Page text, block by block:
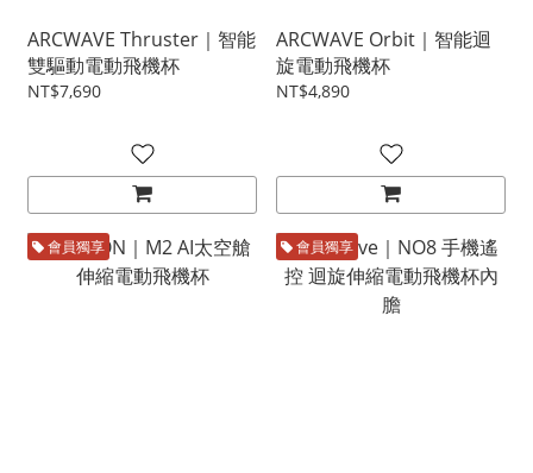
ARCWAVE Thruster｜智能
雙驅動電動飛機杯
NT$7,690
ARCWAVE Orbit｜智能迴
旋電動飛機杯
NT$4,890
會員獨享 會員獨享